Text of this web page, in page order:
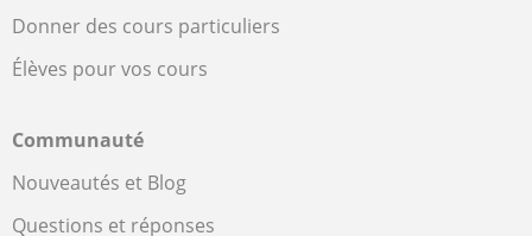
Donner des cours particuliers
Élèves pour vos cours
Communauté
Nouveautés et Blog
Questions et réponses